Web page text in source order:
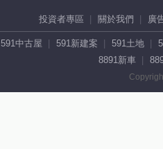
投資者專區 關於我們 廣
591中古屋 591新建案 591土地
8891新車